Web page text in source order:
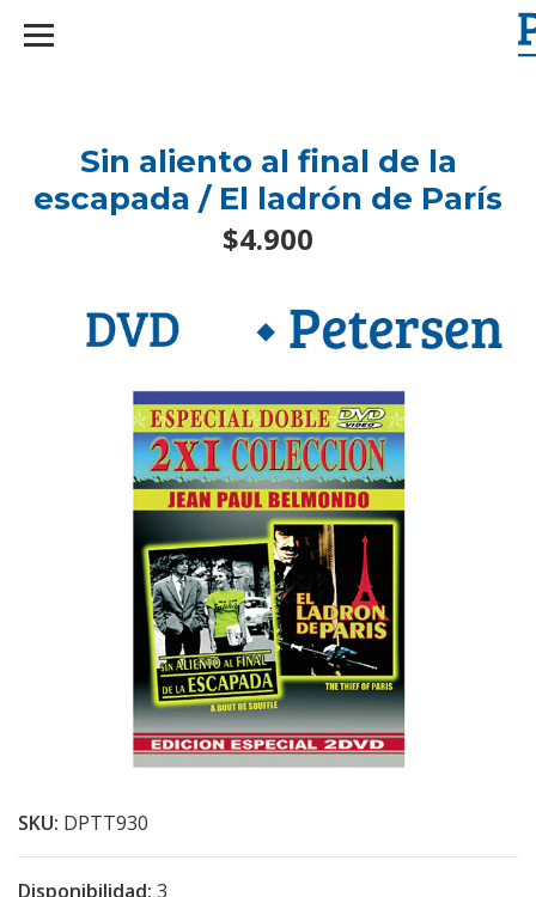
Sin aliento al final de la
escapada / El ladrón de París
$4.900
SKU: DPTT930
Disponibilidad: 3